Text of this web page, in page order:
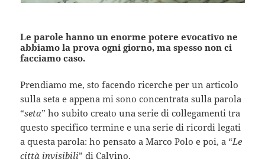
Le parole hanno un enorme potere evocativo ne
abbiamo la prova ogni giorno, ma spesso non ci
facciamo caso.
Prendiamo me, sto facendo ricerche per un articolo
sulla seta e appena mi sono concentrata sulla parola
“seta” ho subito creato una serie di collegamenti tra
questo specifico termine e una serie di ricordi legati
a questa parola: ho pensato a Marco Polo e poi, a “Le
città invisibili” di Calvino.